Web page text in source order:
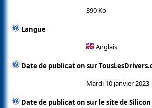
390 Ko
Langue
Anglais
Date de publication sur
Mardi 10 janvier 2023
Date de publication sur le site de